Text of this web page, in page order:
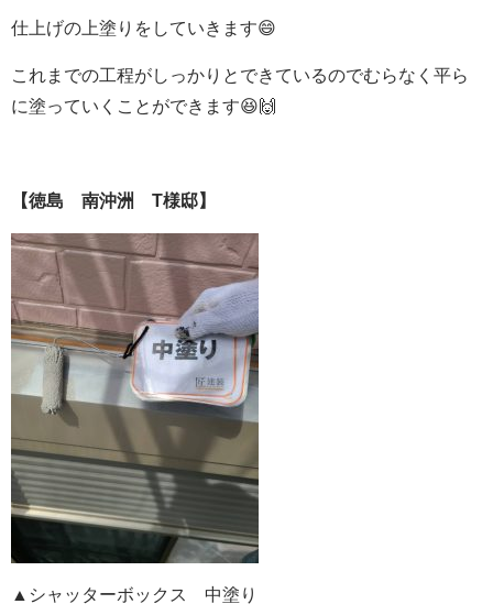
仕上げの上塗りをしていきます😄
これまでの工程がしっかりとできているのでむらなく平ら
に塗っていくことができます😆🙌
【徳島 南沖洲 T様邸】
▲シャッターボックス 中塗り